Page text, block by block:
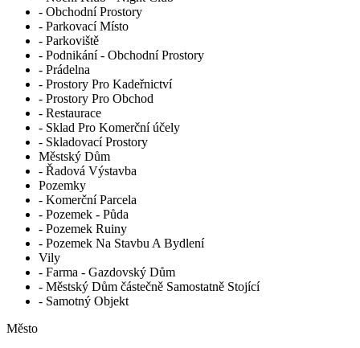
- Obchodní Prostory
- Parkovací Místo
- Parkoviště
- Podnikání - Obchodní Prostory
- Prádelna
- Prostory Pro Kadeřnictví
- Prostory Pro Obchod
- Restaurace
- Sklad Pro Komerční účely
- Skladovací Prostory
Městský Dům
- Řadová Výstavba
Pozemky
- Komerční Parcela
- Pozemek - Půda
- Pozemek Ruiny
- Pozemek Na Stavbu A Bydlení
Vily
- Farma - Gazdovský Dům
- Městský Dům částečně Samostatně Stojící
- Samotný Objekt
Město